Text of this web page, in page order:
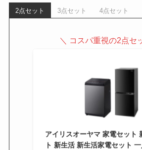
2点セット 3点セット 4点セット
＼ コスパ重視の2点セ
アイリスオーヤマ 家電セット
ト 新生活 新生活家電セット